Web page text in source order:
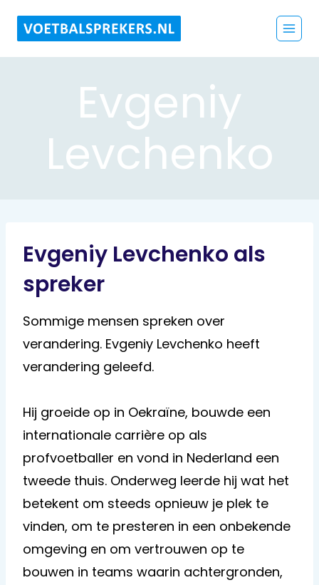
naar
inhoud
Evgeniy
Levchenko
Evgeniy Levchenko als
spreker
Sommige mensen spreken over
verandering. Evgeniy Levchenko heeft
verandering geleefd.
Hij groeide op in Oekraïne, bouwde een
internationale carrière op als
profvoetballer en vond in Nederland een
tweede thuis. Onderweg leerde hij wat het
betekent om steeds opnieuw je plek te
vinden, om te presteren in een onbekende
omgeving en om vertrouwen op te
bouwen in teams waarin achtergronden,